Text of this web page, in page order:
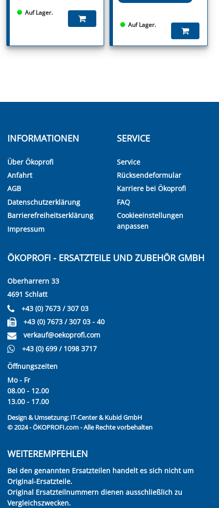
Auf Lager.
Auf Lager.
INFORMATIONEN
Über Ökoprofi
Anfahrt
AGB
Datenschutzerklärung
Barrierefreiheitserklärung
Impressum
SERVICE
Service
Rücksendeformular
Karriere bei Ökoprofi
FAQ
Cookieeinstellungen
anpassen
ÖKOPROFI - ERSATZTEILE UND ZUBEHÖR GMBH
Oberharrern 33
4691 Schlatt
+43 (0) 7673 / 307 03
+43 (0) 7673 / 307 03 - 40
verkauf@oekoprofi.com
+43 (0) 699 / 1098 3717
Öffnungszeiten
Mo - Fr
08.00 - 12.00
13.00 - 17.00
Design & Umsetzung: IT-Center & Kubid GmbH
© 2024 - ÖKOPROFI.com - Alle Rechte vorbehalten
WEITEREMPFEHLEN
Bei den genannten Ersatzteilen handelt es sich nicht um
Original-Ersatzteile.
Original Ersatzteilnummern dienen ausschließlich zu
Vergleichszwecken.